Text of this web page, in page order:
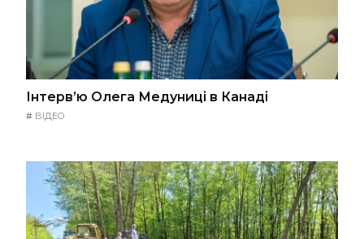
Інтерв’ю Олега Медуниці в Канаді
# ВІДЕО